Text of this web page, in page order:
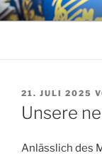
Zum
InhaltMAGIC
Big Band
AM
21. JULI 2025
Unsere
Anlässlich des